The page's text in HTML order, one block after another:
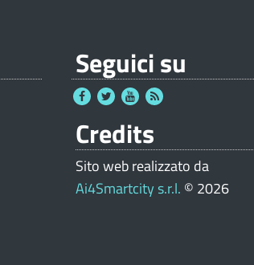
Seguici su
Credits
Sito web realizzato da
Ai4Smartcity s.r.l. © 2026